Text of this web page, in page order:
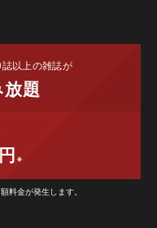
誌以上の雑誌が
題
円 ※
料金が発生します。